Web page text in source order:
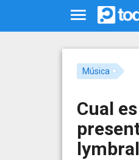
Música
Cual